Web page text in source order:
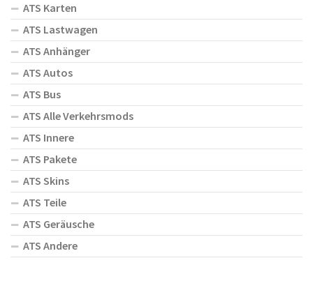
ATS Karten
ATS Lastwagen
ATS Anhänger
ATS Autos
ATS Bus
ATS Alle Verkehrsmods
ATS Innere
ATS Pakete
ATS Skins
ATS Teile
ATS Geräusche
ATS Andere